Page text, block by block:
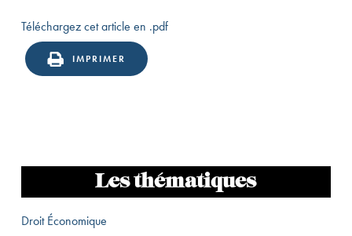
Téléchargez cet article en .pdf
IMPRIMER
Les thématiques
Droit Économique